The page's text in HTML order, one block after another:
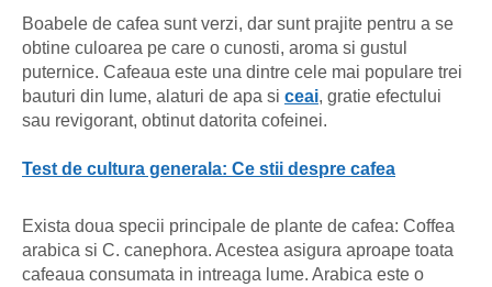
Boabele de cafea sunt verzi, dar sunt prajite pentru a se
obtine culoarea pe care o cunosti, aroma si gustul
puternice. Cafeaua este una dintre cele mai populare trei
bauturi din lume, alaturi de apa si ceai, gratie efectului
sau revigorant, obtinut datorita cofeinei.
Test de cultura generala: Ce stii despre cafea
Exista doua specii principale de plante de cafea: Coffea
arabica si C. canephora. Acestea asigura aproape toata
cafeaua consumata in intreaga lume. Arabica este o